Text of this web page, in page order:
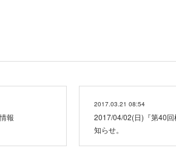
報
2017.03.21 08:54
2017/04/02(日)『第40
知らせ。